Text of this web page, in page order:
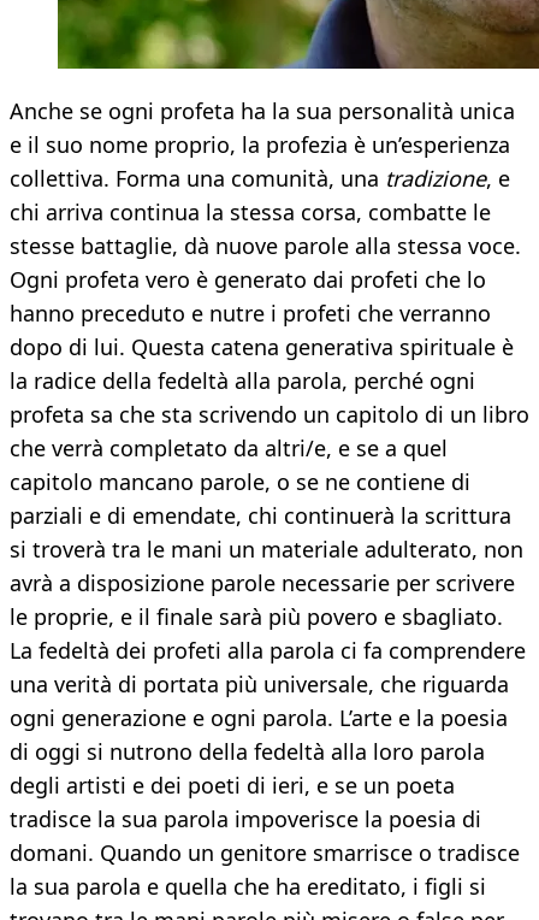
Anche se ogni profeta ha la sua personalità unica
e il suo nome proprio, la profezia è un’esperienza
collettiva. Forma una comunità, una tradizione, e
chi arriva continua la stessa corsa, combatte le
stesse battaglie, dà nuove parole alla stessa voce.
Ogni profeta vero è generato dai profeti che lo
hanno preceduto e nutre i profeti che verranno
dopo di lui. Questa catena generativa spirituale è
la radice della fedeltà alla parola, perché ogni
profeta sa che sta scrivendo un capitolo di un libro
che verrà completato da altri/e, e se a quel
capitolo mancano parole, o se ne contiene di
parziali e di emendate, chi continuerà la scrittura
si troverà tra le mani un materiale adulterato, non
avrà a disposizione parole necessarie per scrivere
le proprie, e il finale sarà più povero e sbagliato.
La fedeltà dei profeti alla parola ci fa comprendere
una verità di portata più universale, che riguarda
ogni generazione e ogni parola. L’arte e la poesia
di oggi si nutrono della fedeltà alla loro parola
degli artisti e dei poeti di ieri, e se un poeta
tradisce la sua parola impoverisce la poesia di
domani. Quando un genitore smarrisce o tradisce
la sua parola e quella che ha ereditato, i figli si